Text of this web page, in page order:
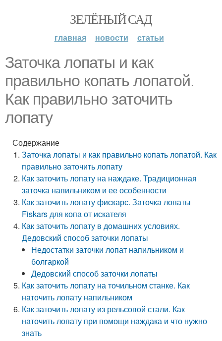
ЗЕЛЁНЫЙ САД
главная новости статьи
Заточка лопаты и как
правильно копать лопатой.
Как правильно заточить
лопату
Содержание
Заточка лопаты и как правильно копать лопатой. Как
правильно заточить лопату
Как заточить лопату на наждаке. Традиционная
заточка напильником и ее особенности
Как заточить лопату фискарс. Заточка лопаты
Fiskars для копа от искателя
Как заточить лопату в домашних условиях.
Дедовский способ заточки лопаты
Недостатки заточки лопат напильником и
болгаркой
Дедовский способ заточки лопаты
Как заточить лопату на точильном станке. Как
наточить лопату напильником
Как заточить лопату из рельсовой стали. Как
наточить лопату при помощи наждака и что нужно
знать